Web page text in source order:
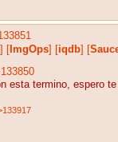
] [ ImgOps] [iqdb] [
esta termino, espero